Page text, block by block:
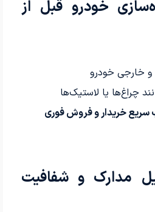
خودرو قبل از
و خارجی خودرو
چراغ‌ها یا لاستیک‌ها
خریدار و فروش فوری
مدارک و شفافیت